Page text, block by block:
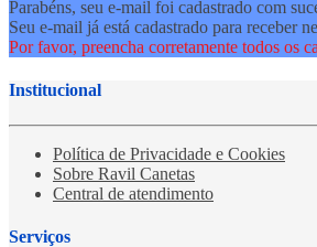
Parabéns, seu e-mail foi cadastrado com
Seu e-mail já está cadastrado para receber
Por favor, preencha corretamente todos os
Institucional
Política de Privacidade e Cookies
Sobre Ravil Canetas
Central de atendimento
Serviços